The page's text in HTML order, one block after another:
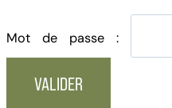
Mot de passe :